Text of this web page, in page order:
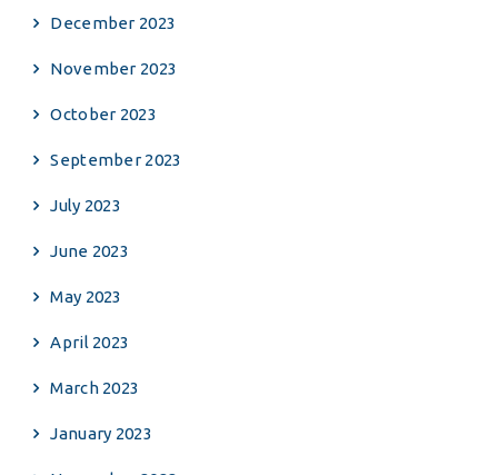
December 2023
November 2023
October 2023
September 2023
July 2023
June 2023
May 2023
April 2023
March 2023
January 2023